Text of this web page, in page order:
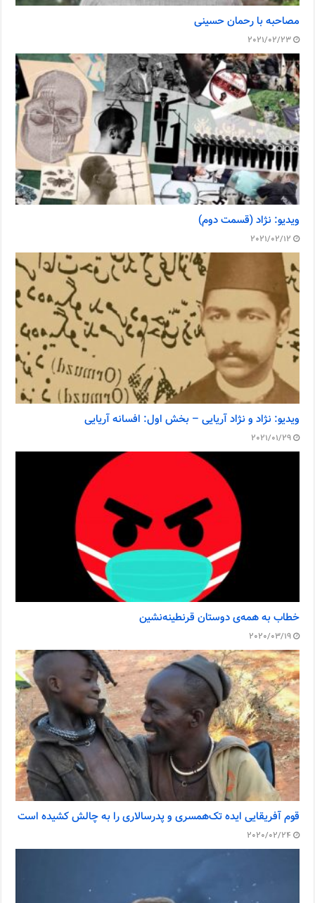
مصاحبه با رحمان حسینی
2021/02/23
ویدیو: نژاد (قسمت دوم)
2021/02/12
ویدیو: نژاد و نژاد آریایی – بخش اول: افسانه آریایی
2021/01/29
خطاب به همه‌ی دوستان قرنطینه‌نشین
2020/03/19
قوم آفریقایی ایده تک‌همسری و پدرسالاری را به چالش کشیده است
2020/02/24